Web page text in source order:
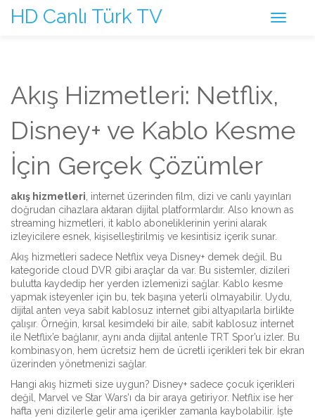
HD Canlı Türk TV
Akış Hizmetleri: Netflix,
Disney+ ve Kablo Kesme
İçin Gerçek Çözümler
akış hizmetleri internet üzerinden film, dizi ve canlı yayınları
doğrudan cihazlara aktaran dijital platformlardır. Also known as
streaming hizmetleri , it kablo aboneliklerinin yerini alarak
izleyicilere esnek, kişiselleştirilmiş ve kesintisiz içerik sunar.
Akış hizmetleri sadece Netflix veya Disney+ demek değil. Bu
kategoride cloud DVR gibi araçlar da var. Bu sistemler, dizileri
bulutta kaydedip her yerden izlemenizi sağlar. Kablo kesme
yapmak isteyenler için bu, tek başına yeterli olmayabilir. Uydu,
dijital anten veya sabit kablosuz internet gibi altyapılarla birlikte
çalışır. Örneğin, kırsal kesimdeki bir aile, sabit kablosuz internet
ile Netflix’e bağlanır, aynı anda dijital antenle TRT Spor’u izler. Bu
kombinasyon, hem ücretsiz hem de ücretli içerikleri tek bir ekran
üzerinden yönetmenizi sağlar.
Hangi akış hizmeti size uygun? Disney+ sadece çocuk içerikleri
değil, Marvel ve Star Wars’ı da bir araya getiriyor. Netflix ise her
hafta yeni dizilerle gelir ama içerikler zamanla kaybolabilir. İşte